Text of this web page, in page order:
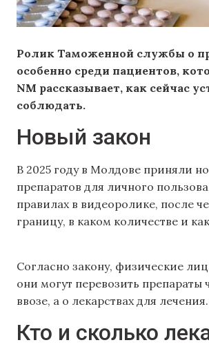
Ролик Таможенной службы о
особенно среди пациентов,
NM рассказывает, как сейчас
соблюдать.
Новый закон
В 2025 году в Молдове приняли
препаратов для личного
правилах в видеоролике, после
границу, в каком количестве и
Согласно закону, физические
они могут перевозить
ввозе, а о лекарствах для лечения.
Кто и сколько